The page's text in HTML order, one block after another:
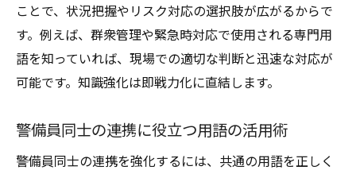
ことで、状況把握やリスク対応の選択肢が広がるからで
す。例えば、群衆管理や緊急時対応で使用される専門用
語を知っていれば、現場での適切な判断と迅速な対応が
可能です。知識強化は即戦力化に直結します。
警備員同士の連携に役立つ用語の活用術
警備員同士の連携を強化するには、共通の用語を正しく